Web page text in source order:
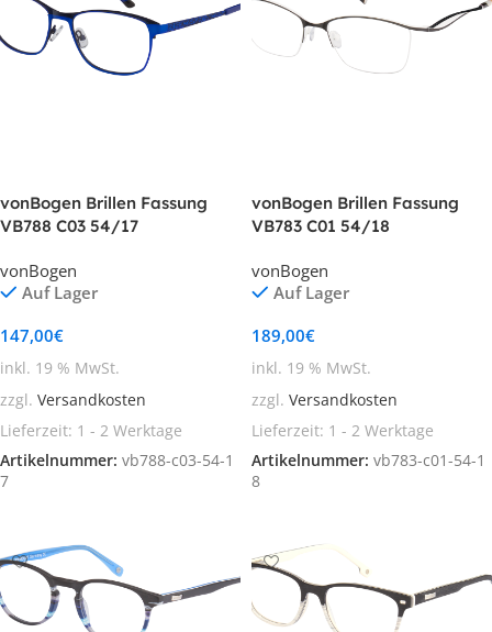
vonBogen Brillen Fassung
VB788 C03 54/17
vonBogen
Auf Lager
147,00€
inkl. 19 % MwSt.
zzgl. Versandkosten
Lieferzeit: 1 - 2 Werktage
Artikelnummer: vb788-c03-54-1
7
vonBogen Brillen Fassung
VB783 C01 54/18
vonBogen
Auf Lager
189,00€
inkl. 19 % MwSt.
zzgl. Versandkosten
Lieferzeit: 1 - 2 Werktage
Artikelnummer: vb783-c01-54-1
8